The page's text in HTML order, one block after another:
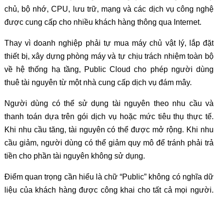
chủ, bộ nhớ, CPU, lưu trữ, mạng và các dịch vụ công nghệ
được cung cấp cho nhiều khách hàng thông qua Internet.
Thay vì doanh nghiệp phải tự mua máy chủ vật lý, lắp đặt
thiết bị, xây dựng phòng máy và tự chịu trách nhiệm toàn bộ
về hệ thống hạ tầng, Public Cloud cho phép người dùng
thuê tài nguyên từ một nhà cung cấp dịch vụ đám mây.
Người dùng có thể sử dụng tài nguyên theo nhu cầu và
thanh toán dựa trên gói dịch vụ hoặc mức tiêu thụ thực tế.
Khi nhu cầu tăng, tài nguyên có thể được mở rộng. Khi nhu
cầu giảm, người dùng có thể giảm quy mô để tránh phải trả
tiền cho phần tài nguyên không sử dụng.
Điểm quan trọng cần hiểu là chữ “Public” không có nghĩa dữ
liệu của khách hàng được công khai cho tất cả mọi người.